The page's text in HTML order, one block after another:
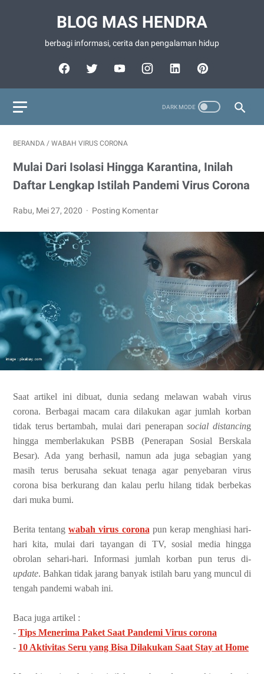
BLOG MAS HENDRA
berbagi informasi, cerita dan pengalaman hidup
BERANDA / WABAH VIRUS CORONA
Mulai Dari Isolasi Hingga Karantina, Inilah
Daftar Lengkap Istilah Pandemi Virus Corona
Rabu, Mei 27, 2020 Posting Komentar
Saat artikel ini dibuat, dunia sedang melawan wabah virus
corona. Berbagai macam cara dilakukan agar jumlah korban
tidak terus bertambah, mulai dari penerapansocial distancing
hingga memberlakukan PSBB (Penerapan Sosial Berskala
Besar). Ada yang berhasil, namun ada juga sebagian yang
masih terus berusaha sekuat tenaga agar penyebaran virus
corona bisa berkurang dan kalau perlu hilang tidak berbekas
dari muka bumi.
Berita tentangwabah virus corona pun kerap menghiasi hari-
hari kita, mulai dari tayangan di TV, sosial media hingga
obrolan sehari-hari. Informasi jumlah korban pun terus di-
update. Bahkan tidak jarang banyak istilah baru yang muncul di
tengah pandemi wabah ini.
Baca juga artikel :
- Tips Menerima Paket Saat Pandemi Virus corona
- 10 Aktivitas Seru yang Bisa Dilakukan Saat Stay at Home